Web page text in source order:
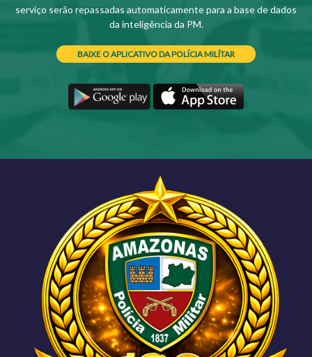
serviço serão repassadas automaticamente para a base de dados
da inteligência da PM.
BAIXE O APLICATIVO DA POLÍCIA MILÍTAR